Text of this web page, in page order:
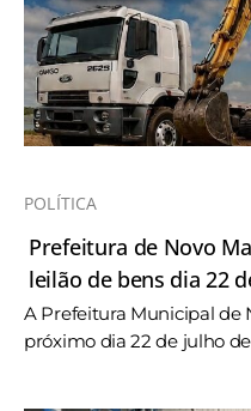
POLÍTICA
Prefeitura de Novo
leilão de bens dia 22
A Prefeitura Municipal de
próximo dia 22 de julho de